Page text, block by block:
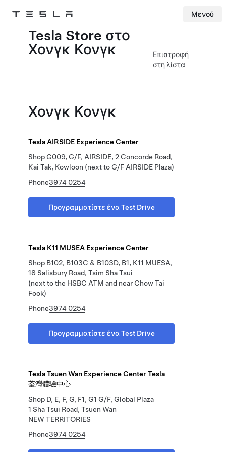
Tesla Μενού
Tesla Store στο
Χονγκ Κονγκ
Επιστροφή
στη λίστα
Χονγκ Κονγκ
Tesla AIRSIDE Experience Center
Shop G009, G/F, AIRSIDE, 2 Concorde Road,
Kai Tak, Kowloon (next to G/F AIRSIDE Plaza)
Phone3974 0254
Προγραμματίστε ένα Test Drive
Tesla K11 MUSEA Experience Center
Shop B102, B103C & B103D, B1, K11 MUESA,
18 Salisbury Road, Tsim Sha Tsui
(next to the HSBC ATM and near Chow Tai
Fook)
Phone3974 0254
Προγραμματίστε ένα Test Drive
Tesla Tsuen Wan Experience Center Tesla
荃灣體驗中心
Shop D, E, F, G, F1, G1 G/F, Global Plaza
1 Sha Tsui Road, Tsuen Wan
NEW TERRITORIES
Phone3974 0254